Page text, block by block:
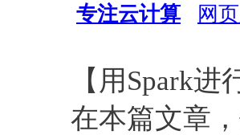
专注云计算 网
【用Spark
在本篇文章